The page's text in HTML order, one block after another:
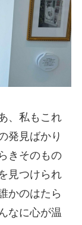
、私もこれ
発見ばかり
きそのもの
見つけられ
かのはたら
なに心が温